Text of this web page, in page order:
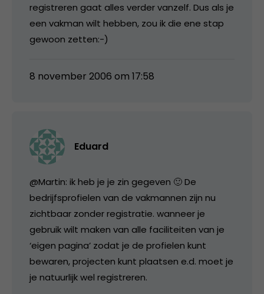
registreren gaat alles verder vanzelf. Dus als je
een vakman wilt hebben, zou ik die ene stap
gewoon zetten:-)
8 november 2006 om 17:58
Eduard
@Martin: ik heb je je zin gegeven 🙂 De
bedrijfsprofielen van de vakmannen zijn nu
zichtbaar zonder registratie. wanneer je
gebruik wilt maken van alle faciliteiten van je
‘eigen pagina’ zodat je de profielen kunt
bewaren, projecten kunt plaatsen e.d. moet je
je natuurlijk wel registreren.